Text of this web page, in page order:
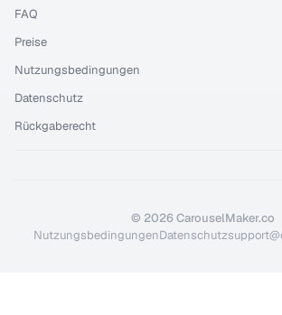
FAQ
Preise
Nutzungsbedingungen
Datenschutz
Rückgaberecht
© 2026CarouselMaker.co
NutzungsbedingungenDatenschutz